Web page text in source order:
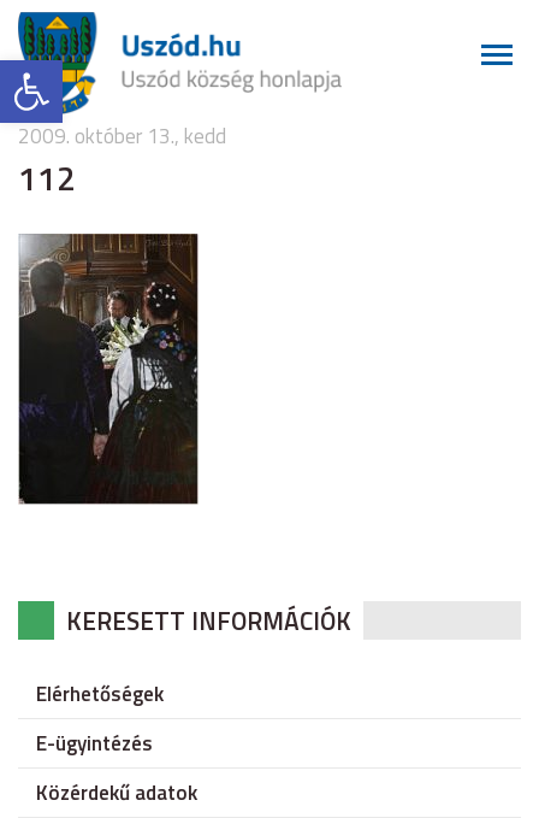
Eszköztár megnyitása
2009. október 13., kedd
112
KERESETT INFORMÁCIÓK
Elérhetőségek
E-ügyintézés
Közérdekű adatok